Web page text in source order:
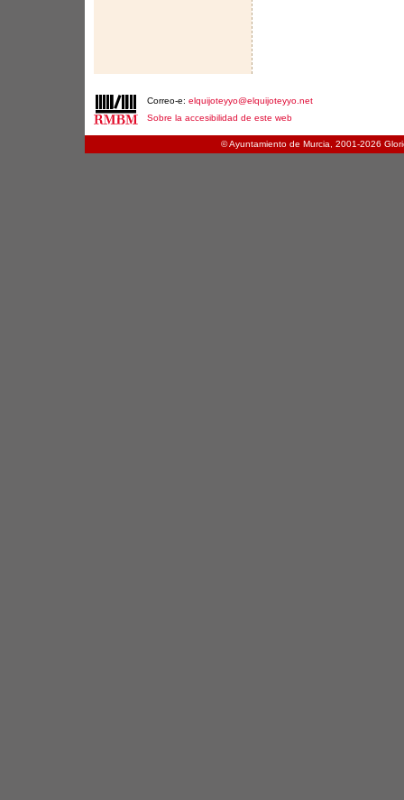
Correo-e: elquijoteyyo@elquijoteyyo.net
Sobre la accesibilidad de este web
© Ayuntamiento de Murcia, 2001-2026